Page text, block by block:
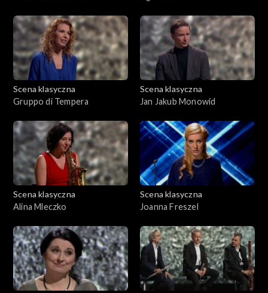
Scena klasyczna
Gruppo di Tempera
Scena klasyczna
Jan Jakub Monowid
Scena klasyczna
Alina Mleczko
Scena klasyczna
Joanna Freszel